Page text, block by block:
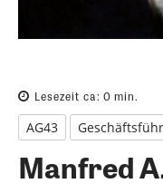
Lesezeit ca: 0 min.
AG43
Manfred